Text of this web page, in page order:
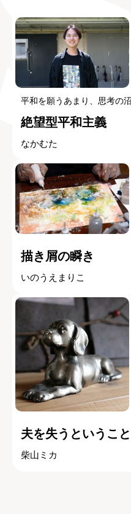
平和を願うあまり、思考の
絶望型平和主義
なかむた
描き屑の瞬き
いのうえまりこ
夫を失うということ
柴山ミカ